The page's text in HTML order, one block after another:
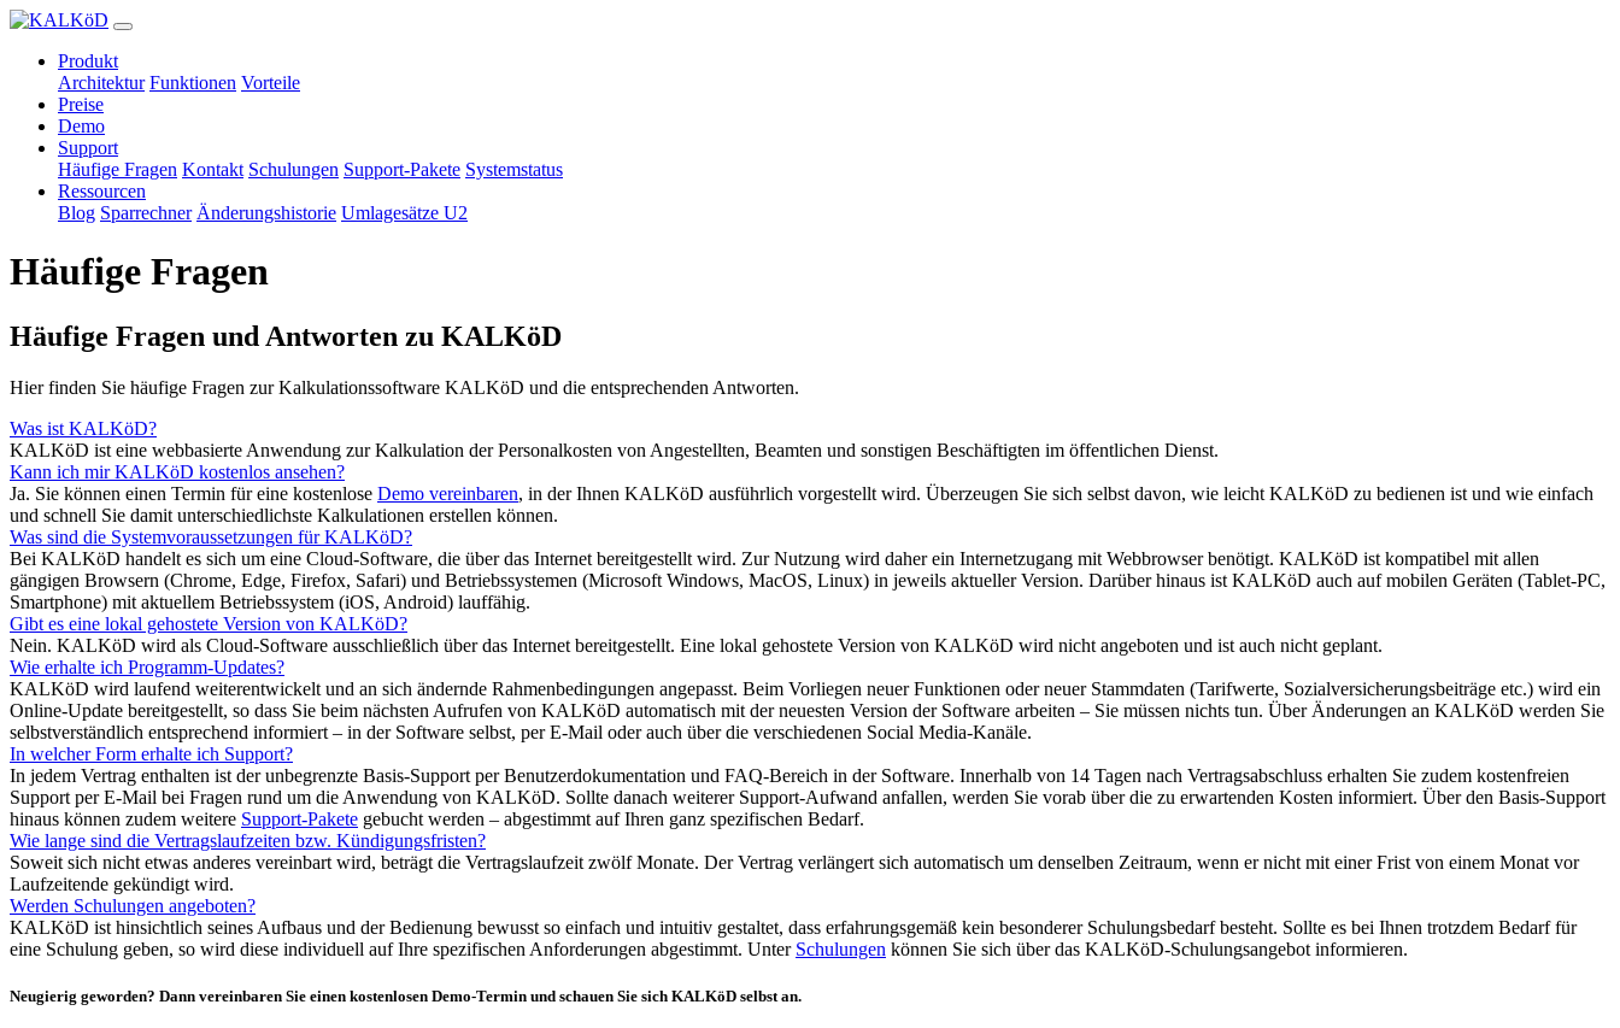
Produkt
Architektur Funktionen Vorteile
Preise
Demo
Support
Häufige Fragen Kontakt Schulungen Support-Pakete Systemstatus
Ressourcen
Blog Sparrechner Änderungshistorie Umlagesätze U2
Häufige Fragen
Häufige Fragen und Antworten zu KALKöD
Hier finden Sie häufige Fragen zur Kalkulationssoftware KALKöD und die entsprechenden Antworten.
Was ist KALKöD?
KALKöD ist eine webbasierte Anwendung zur Kalkulation der Personalkosten von Angestellten, Beamten und sonstigen Beschäftigten im öffentlichen Dienst.
Kann ich mir KALKöD kostenlos ansehen?
Ja. Sie können einen Termin für eine kostenlose Demo vereinbaren, in der Ihnen KALKöD ausführlich vorgestellt wird. Überzeugen Sie sich selbst davon, wie leicht KALKöD zu bedienen ist und wie einfach
und schnell Sie damit unterschiedlichste Kalkulationen erstellen können.
Was sind die Systemvoraussetzungen für KALKöD?
Bei KALKöD handelt es sich um eine Cloud-Software, die über das Internet bereitgestellt wird. Zur Nutzung wird daher ein Internetzugang mit Webbrowser benötigt. KALKöD ist kompatibel mit allen
gängigen Browsern (Chrome, Edge, Firefox, Safari) und Betriebssystemen (Microsoft Windows, MacOS, Linux) in jeweils aktueller Version. Darüber hinaus ist KALKöD auch auf mobilen Geräten (Tablet-PC,
Smartphone) mit aktuellem Betriebssystem (iOS, Android) lauffähig.
Gibt es eine lokal gehostete Version von KALKöD?
Nein. KALKöD wird als Cloud-Software ausschließlich über das Internet bereitgestellt. Eine lokal gehostete Version von KALKöD wird nicht angeboten und ist auch nicht geplant.
Wie erhalte ich Programm-Updates?
KALKöD wird laufend weiterentwickelt und an sich ändernde Rahmenbedingungen angepasst. Beim Vorliegen neuer Funktionen oder neuer Stammdaten (Tarifwerte, Sozialversicherungsbeiträge etc.) wird ein
Online-Update bereitgestellt, so dass Sie beim nächsten Aufrufen von KALKöD automatisch mit der neuesten Version der Software arbeiten – Sie müssen nichts tun. Über Änderungen an KALKöD werden Sie
selbstverständlich entsprechend informiert – in der Software selbst, per E-Mail oder auch über die verschiedenen Social Media-Kanäle.
In welcher Form erhalte ich Support?
In jedem Vertrag enthalten ist der unbegrenzte Basis-Support per Benutzerdokumentation und FAQ-Bereich in der Software. Innerhalb von 14 Tagen nach Vertragsabschluss erhalten Sie zudem kostenfreien
Support per E-Mail bei Fragen rund um die Anwendung von KALKöD. Sollte danach weiterer Support-Aufwand anfallen, werden Sie vorab über die zu erwartenden Kosten informiert. Über den Basis-Support
hinaus können zudem weitere Support-Pakete gebucht werden – abgestimmt auf Ihren ganz spezifischen Bedarf.
Wie lange sind die Vertragslaufzeiten bzw. Kündigungsfristen?
Soweit sich nicht etwas anderes vereinbart wird, beträgt die Vertragslaufzeit zwölf Monate. Der Vertrag verlängert sich automatisch um denselben Zeitraum, wenn er nicht mit einer Frist von einem Monat vor
Laufzeitende gekündigt wird.
Werden Schulungen angeboten?
KALKöD ist hinsichtlich seines Aufbaus und der Bedienung bewusst so einfach und intuitiv gestaltet, dass erfahrungsgemäß kein besonderer Schulungsbedarf besteht. Sollte es bei Ihnen trotzdem Bedarf für
eine Schulung geben, so wird diese individuell auf Ihre spezifischen Anforderungen abgestimmt. Unter Schulungen können Sie sich über das KALKöD-Schulungsangebot informieren.
Neugierig geworden? Dann vereinbaren Sie einen kostenlosen Demo-Termin und schauen Sie sich KALKöD selbst an.